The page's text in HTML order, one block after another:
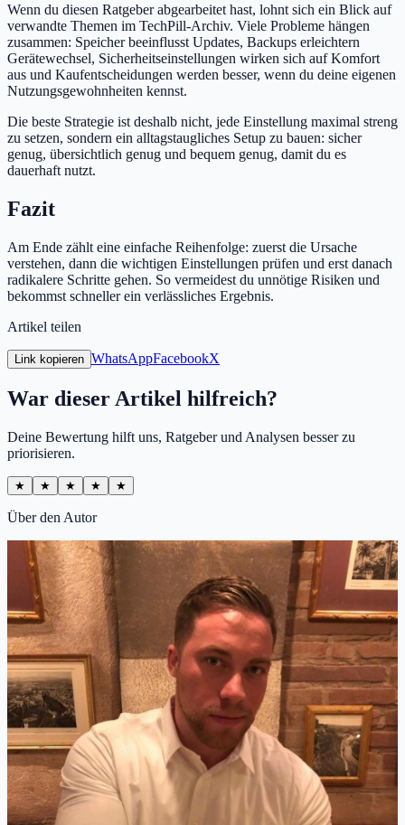
Wenn du diesen Ratgeber abgearbeitet hast, lohnt sich ein Blick auf
verwandte Themen im TechPill-Archiv. Viele Probleme hängen
zusammen: Speicher beeinflusst Updates, Backups erleichtern
Gerätewechsel, Sicherheitseinstellungen wirken sich auf Komfort
aus und Kaufentscheidungen werden besser, wenn du deine eigenen
Nutzungsgewohnheiten kennst.
Die beste Strategie ist deshalb nicht, jede Einstellung maximal streng
zu setzen, sondern ein alltagstaugliches Setup zu bauen: sicher
genug, übersichtlich genug und bequem genug, damit du es
dauerhaft nutzt.
Fazit
Am Ende zählt eine einfache Reihenfolge: zuerst die Ursache
verstehen, dann die wichtigen Einstellungen prüfen und erst danach
radikalere Schritte gehen. So vermeidest du unnötige Risiken und
bekommst schneller ein verlässliches Ergebnis.
Artikel teilen
Link kopieren WhatsAppFacebookX
War dieser Artikel hilfreich?
Deine Bewertung hilft uns, Ratgeber und Analysen besser zu
priorisieren.
★ ★ ★ ★ ★
Über den Autor